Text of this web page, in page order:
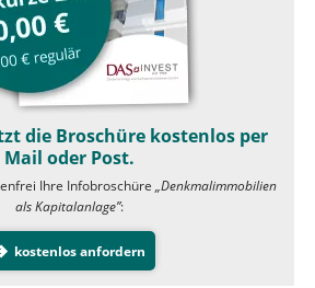
die Broschüre kostenlos per
Mail oder Post.
Ihre Infobroschüre „Denkmalimmobilien
als Kapitalanlage”:
kostenlos anfordern